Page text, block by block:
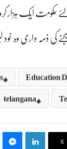
ایک ہزار
کی ذمہ داری وہ
Education
telangana
X
LinkedIn
Messenger